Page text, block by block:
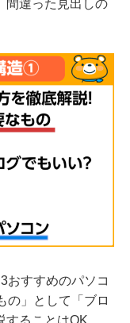
間違った見出しの
おすすめのパソコ
の」として「ブロ